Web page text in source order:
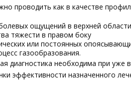
проводить как в качестве
ощущений в верхней
тяжести в правом боку
или постоянных
газообразования.
диагностика необходима при
эффективности назначенного